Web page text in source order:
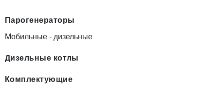
Парогенераторы
Мобильные - дизельные
Дизельные котлы
Комплектующие